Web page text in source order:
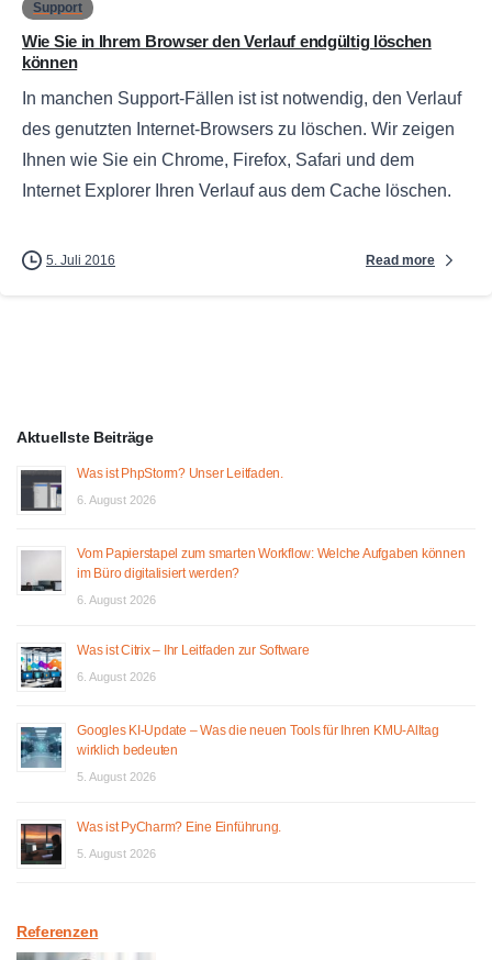
Support
Wie Sie in Ihrem Browser den Verlauf endgültig löschen
können
In manchen Support-Fällen ist ist notwendig, den Verlauf
des genutzten Internet-Browsers zu löschen. Wir zeigen
Ihnen wie Sie ein Chrome, Firefox, Safari und dem
Internet Explorer Ihren Verlauf aus dem Cache löschen.
5. Juli 2016 Read more
Aktuellste Beiträge
Was ist PhpStorm? Unser Leitfaden.
6. August 2026
Vom Papierstapel zum smarten Workflow: Welche Aufgaben können
im Büro digitalisiert werden?
6. August 2026
Was ist Citrix – Ihr Leitfaden zur Software
6. August 2026
Googles KI-Update – Was die neuen Tools für Ihren KMU-Alltag
wirklich bedeuten
5. August 2026
Was ist PyCharm? Eine Einführung.
5. August 2026
Referenzen